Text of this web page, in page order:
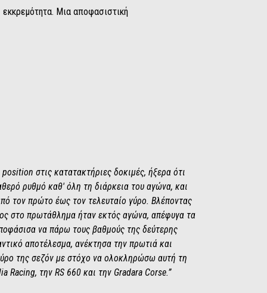
Μια αποφασιστική
στις κατατακτήριες δοκιμές, ήξερα ότι
ρυθμό καθ' όλη τη διάρκεια του αγώνα, και
τον πρώτο έως τον τελευταίο γύρο. Βλέποντας
στο πρωτάθλημα ήταν εκτός αγώνα, απέφυγα τα
να πάρω τους βαθμούς της δεύτερης
αποτέλεσμα, ανέκτησα την πρωτιά και
της σεζόν με στόχο να ολοκληρώσω αυτή τη
Racing, την RS 660 και την Gradara Corse.”